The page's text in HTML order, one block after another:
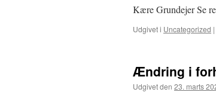
Kære Grundejer Se
Udgivet i Uncategorized |
Ændring i
Udgivet den 23. marts